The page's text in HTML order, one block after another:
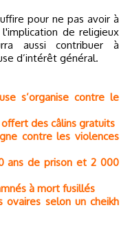
pour ne pas avoir à
de religieux
aussi contribuer à
d’intérêt général.
s’organise contre le
des câlins gratuits
contre les violences
ans de prison et 2 000
à mort fusillés
ovaires selon un cheikh